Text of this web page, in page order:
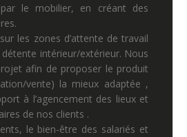
le mobilier, en créant des
les zones d’attente de travail
intérieur/extérieur. Nous
afin de proposer le produit
vente) la mieux adaptée ,
à l’agencement des lieux et
de nos clients .
le bien-être des salariés et